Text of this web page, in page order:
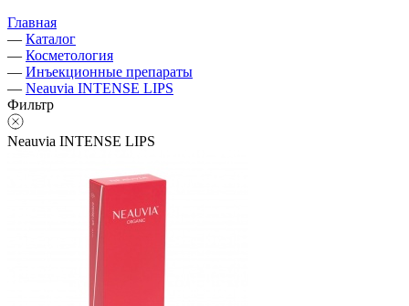
Главная
— Каталог
— Косметология
— Инъекционные препараты
— Neauvia INTENSE LIPS
Фильтр
Neauvia INTENSE LIPS